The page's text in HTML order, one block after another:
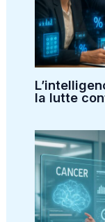
la lutte